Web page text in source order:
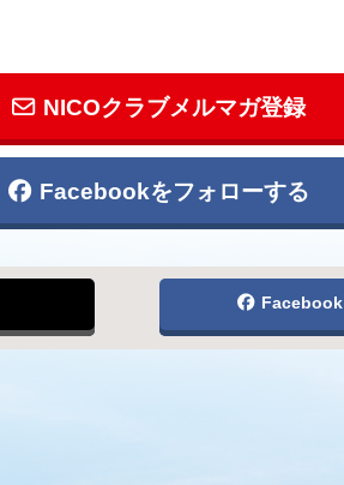
NICOクラブメルマガ登録
Facebookをフォローする
Facebook